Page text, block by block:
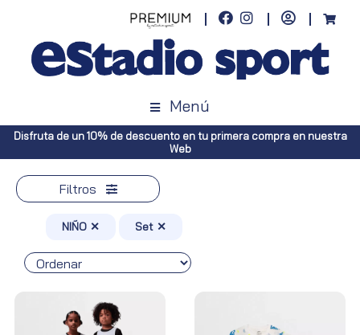
Menú
en tu primera compra en nuestra
Envíos gratuitos a toda
Filtros
NIÑO ✕ Set ✕